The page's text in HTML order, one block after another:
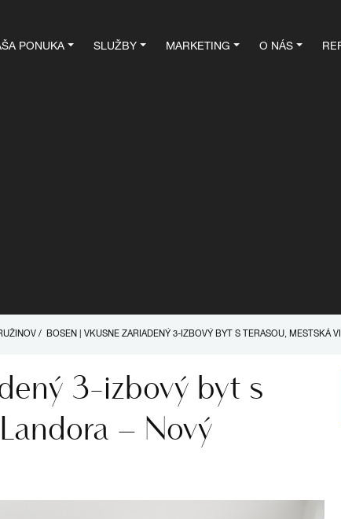
PONUKA SLUŽBY MARKETING O NÁS
/ BOSEN | VKUSNE ZARIADENÝ 3-IZBOVÝ BYT S TERASOU, MESTSKÁ
3-izbový byt s
– Nový